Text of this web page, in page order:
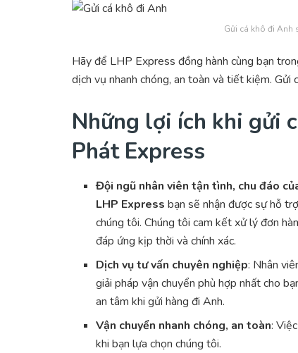
Gửi cá khô đi Anh
Hãy để LHP Express đồng hành cùng bạn
dịch vụ nhanh chóng, an toàn và tiết kiệm.
Những lợi ích khi gửi
Phát Express
Đội ngũ nhân viên tận tình, chu đáo
LHP Express bạn sẽ nhận được sự hỗ
chúng tôi. Chúng tôi cam kết xử lý đơn
đáp ứng kịp thời và chính xác.
Dịch vụ tư vấn chuyên nghiệp: Nhân
giải pháp vận chuyển phù hợp nhất cho
an tâm khi gửi hàng đi Anh.
Vận chuyển nhanh chóng, an toàn:
khi bạn lựa chọn chúng tôi.